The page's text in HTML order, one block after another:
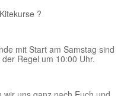
?
mit Start am Samstag sind
Regel um 10:00 Uhr.